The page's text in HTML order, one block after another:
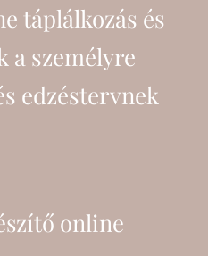
táplálkozás és
a személyre
edzéstervnek
online